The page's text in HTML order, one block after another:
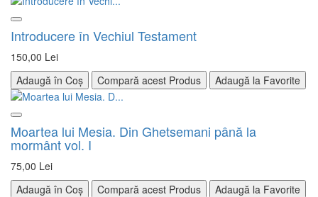
Introducere în Vechiul Testament
150,00 Lei
Adaugă în Coș
Compară acest Produs Adaugă la Favorite
Moartea lui Mesia. Din Ghetsemani până la
mormânt vol. I
75,00 Lei
Adaugă în Coș
Compară acest Produs Adaugă la Favorite